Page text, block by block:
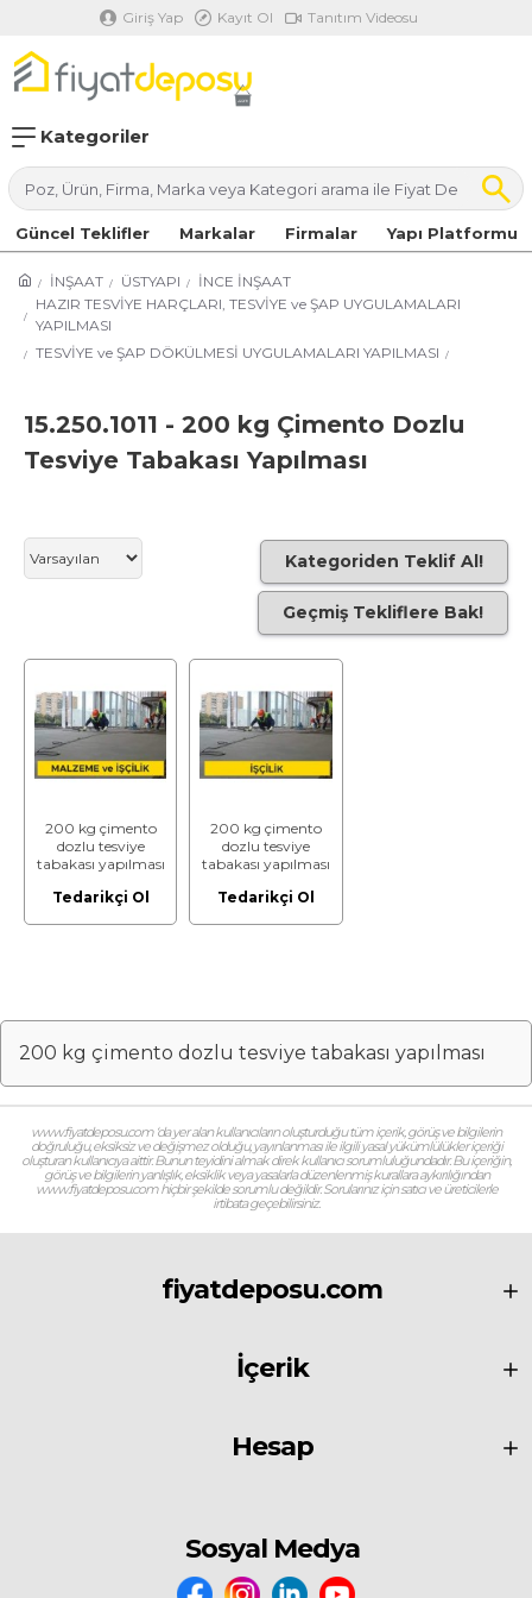
Giriş Yap Kayıt Ol Tanıtım Videosu
Kategoriler
Güncel Teklifler Markalar Firmalar Yapı Platformu
İNŞAAT ÜSTYAPI
İNCE İNŞAAT
HAZIR TESVİYE HARÇLARI, TESVİYE ve ŞAP UYGULAMALARI
YAPILMASI
TESVİYE ve ŞAP DÖKÜLMESİ UYGULAMALARI YAPILMASI
15.250.1011 - 200 kg Çimento Dozlu
Tesviye Tabakası Yapılması
Kategoriden Teklif Al!
Geçmiş Tekliflere Bak!
200 kg çimento
dozlu tesviye
tabakası yapılması
Tedarikçi Ol
200 kg çimento
dozlu tesviye
tabakası yapılması
(İşçilik)
Tedarikçi Ol
200 kg çimento dozlu tesviye tabakası yapılması
www.fiyatdeposu.com ‘da yer alan kullanıcıların oluşturduğu tüm içerik, görüş ve bilgilerin
doğruluğu, eksiksiz ve değişmez olduğu, yayınlanması ile ilgili yasal yükümlülükler içeriği
oluşturan kullanıcıya aittir. Bunun teyidini almak direk kullanıcı sorumluluğundadır. Bu içeriğin,
görüş ve bilgilerin yanlışlık, eksiklik veya yasalarla düzenlenmiş kurallara aykırılığından
www.fiyatdeposu.com hiçbir şekilde sorumlu değildir. Sorularınız için satıcı ve üreticilerle
irtibata geçebilirsiniz.
fiyatdeposu.com
İçerik
Hesap
Sosyal Medya